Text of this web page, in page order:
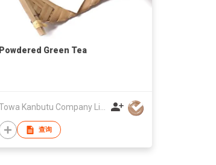
Powdered Green Tea
查询